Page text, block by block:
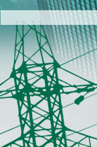
Форма поиска